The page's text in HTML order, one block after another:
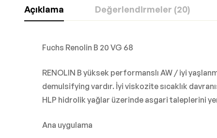
Açıklama Değerlendirmeler (20)
Fuchs Renolin B 20 VG 68
RENOLIN B yüksek performanslı AW / iyi
demulsifying vardır. İyi viskozite sıcaklık
HLP hidrolik yağlar üzerinde asgari taleplerini
Ana uygulama